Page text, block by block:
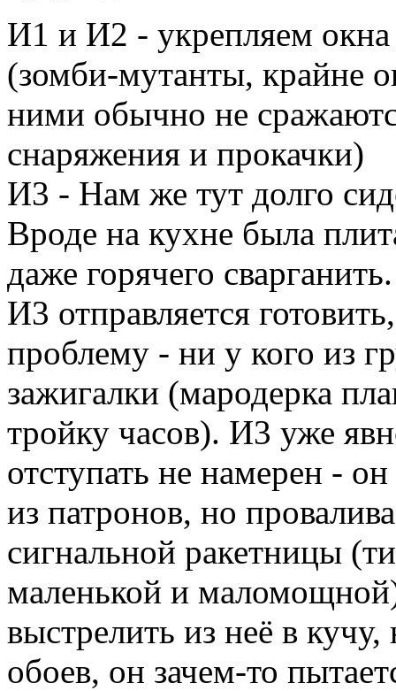
И1 и И2 - укрепляем
(зомби-мутанты, крайне
ними обычно не
снаряжения и прокачки)
И3 - Нам же тут долго
Вроде на кухне была
даже горячего сварганить.
И3 отправляется
проблему - ни у кого из
зажигалки (мародерка
тройку часов). И3 уже
отступать не намерен -
из патронов, но
сигнальной ракетницы
маленькой и
выстрелить из неё в
обоев, он зачем-то